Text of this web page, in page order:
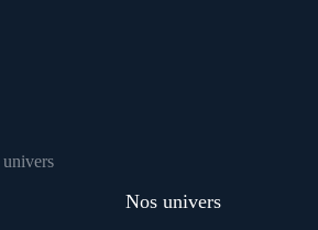
univers
Nos univers